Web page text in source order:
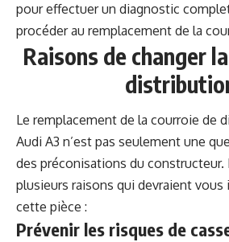
pour effectuer un diagnostic
procéder au remplacement de la
Raisons de changer
Le remplacement de la courroie de
Audi A3 n’est pas seulement une
des préconisations du
plusieurs raisons qui devraient vous
cette pièce :
Prévenir les risques de